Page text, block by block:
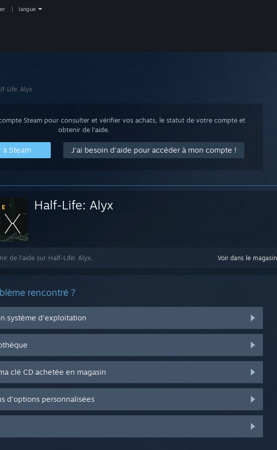
langue
Life: Alyx
Steam pour consulter et vérifier vos achats, le statut de votre compte et
obtenir de l'aide.
Steam J'ai besoin d'aide pour accéder à mon compte !
Half-Life: Alyx
Voir dans le magasin
de l'aide sur Half-Life: Alyx.
rencontré ?
système d'exploitation
clé CD achetée en magasin
d'options personnalisées